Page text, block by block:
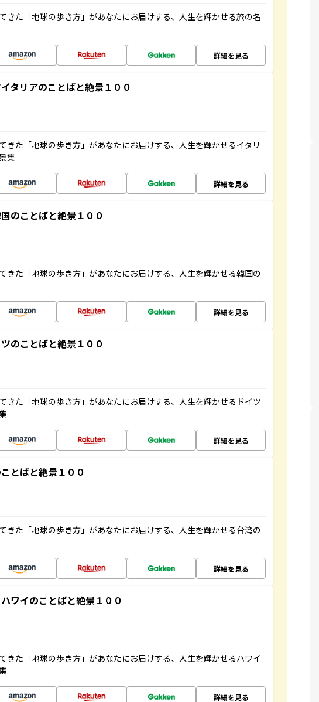
きた「地球の歩き方」があなたにお届けする、人生を輝かせる旅の名
詳細を見る
タリアのことばと絶景１００
きた「地球の歩き方」があなたにお届けする、人生を輝かせるイタリ
集
詳細を見る
のことばと絶景１００
きた「地球の歩き方」があなたにお届けする、人生を輝かせる韓国の
詳細を見る
のことばと絶景１００
きた「地球の歩き方」があなたにお届けする、人生を輝かせるドイツ
詳細を見る
とばと絶景１００
きた「地球の歩き方」があなたにお届けする、人生を輝かせる台湾の
詳細を見る
ワイのことばと絶景１００
きた「地球の歩き方」があなたにお届けする、人生を輝かせるハワイ
詳細を見る